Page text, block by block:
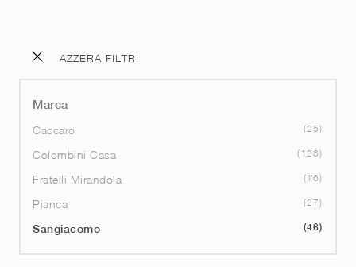
AZZERA FILTRI
Marca
Caccaro
25
Colombini Casa 126
Fratelli Mirandola 16
Pianca 27
Sangiacomo 46